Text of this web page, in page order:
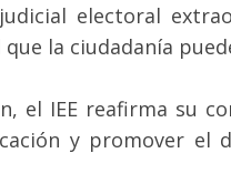
electoral
la ciudadanía
el IEE reafirma su
y promover el